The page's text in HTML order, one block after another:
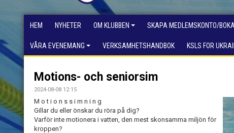
HEM NYHETER OM KLUBBEN SKAPA MEDLEMSKONTO/
VÅRA EVENEMANG VERKSAMHETSHANDBOK KSLS FOR
Motions- och seniorsim
2024-08-08 12:15
M o t i o n s s i m n i n g
Gillar du eller önskar du röra på dig?
Varför inte motionera i vatten, den mest skonsamma miljön för
kroppen?